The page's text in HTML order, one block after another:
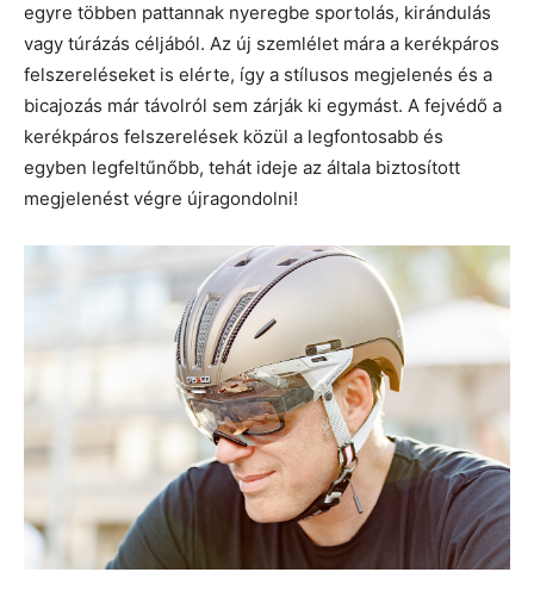
egyre többen pattannak nyeregbe sportolás, kirándulás
vagy túrázás céljából. Az új szemlélet mára a kerékpáros
felszereléseket is elérte, így a stílusos megjelenés és a
bicajozás már távolról sem zárják ki egymást. A fejvédő a
kerékpáros felszerelések közül a legfontosabb és
egyben legfeltűnőbb, tehát ideje az általa biztosított
megjelenést végre újragondolni!